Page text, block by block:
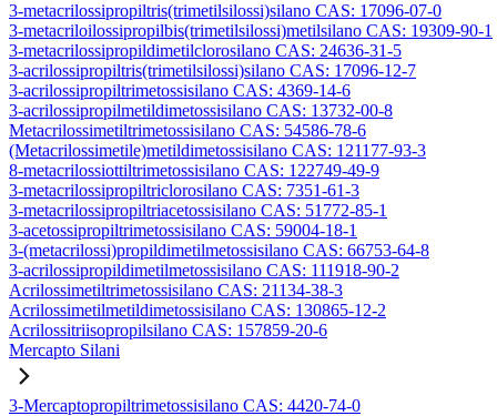
3-metacrilossipropiltris(trimetilsilossi)silano CAS: 17096-07-0
3-metacriloilossipropilbis(trimetilsilossi)metilsilano CAS: 19309-90-1
3-metacrilossipropildimetilclorosilano CAS: 24636-31-5
3-acrilossipropiltris(trimetilsilossi)silano CAS: 17096-12-7
3-acrilossipropiltrimetossisilano CAS: 4369-14-6
3-acrilossipropilmetildimetossisilano CAS: 13732-00-8
Metacrilossimetiltrimetossisilano CAS: 54586-78-6
(Metacrilossimetile)metildimetossisilano CAS: 121177-93-3
8-metacrilossiottiltrimetossisilano CAS: 122749-49-9
3-metacrilossipropiltriclorosilano CAS: 7351-61-3
3-metacrilossipropiltriacetossisilano CAS: 51772-85-1
3-acetossipropiltrimetossisilano CAS: 59004-18-1
3-(metacrilossi)propildimetilmetossisilano CAS: 66753-64-8
3-acrilossipropildimetilmetossisilano CAS: 111918-90-2
Acrilossimetiltrimetossisilano CAS: 21134-38-3
Acrilossimetilmetildimetossisilano CAS: 130865-12-2
Acrilossitriisopropilsilano CAS: 157859-20-6
Mercapto Silani
3-Mercaptopropiltrimetossisilano CAS: 4420-74-0